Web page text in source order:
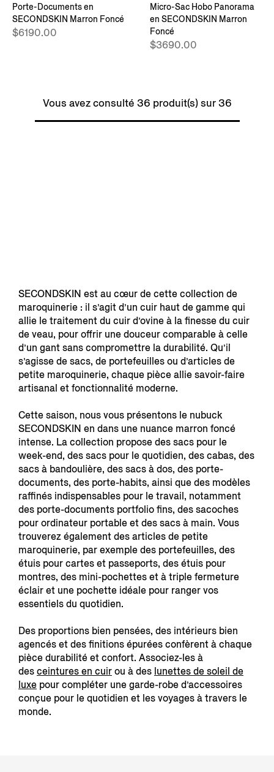
Porte-Documents en
SECONDSKIN Marron Foncé
$6190.00
Micro-Sac Hobo Panorama
en SECONDSKIN Marron
Foncé
$3690.00
Vous avez consulté 36 produit(s) sur 36
SECONDSKIN est au cœur de cette collection de
maroquinerie : il s’agit d’un cuir haut de gamme qui
allie le traitement du cuir d’ovine à la finesse du cuir
de veau, pour offrir une douceur comparable à celle
d’un gant sans compromettre la durabilité. Qu’il
s’agisse de sacs, de portefeuilles ou d’articles de
petite maroquinerie, chaque pièce allie savoir-faire
artisanal et fonctionnalité moderne.
Cette saison, nous vous présentons le nubuck
SECONDSKIN en dans une nuance marron foncé
intense. La collection propose des sacs pour le
week-end, des sacs pour le quotidien, des cabas, des
sacs à bandoulière, des sacs à dos, des porte-
documents, des porte-habits, ainsi que des modèles
raffinés indispensables pour le travail, notamment
des porte-documents portfolio fins, des sacoches
pour ordinateur portable et des sacs à main. Vous
trouverez également des articles de petite
maroquinerie, par exemple des portefeuilles, des
étuis pour cartes et passeports, des étuis pour
montres, des mini-pochettes et à triple fermeture
éclair et une pochette idéale pour ranger vos
essentiels du quotidien.
Des proportions bien pensées, des intérieurs bien
agencés et des finitions épurées confèrent à chaque
pièce durabilité et confort. Associez-les à
desceintures en cuirou à des lunettes de soleil de
luxe pour compléter une garde-robe d’accessoires
conçue pour le quotidien et les voyages à travers le
monde.